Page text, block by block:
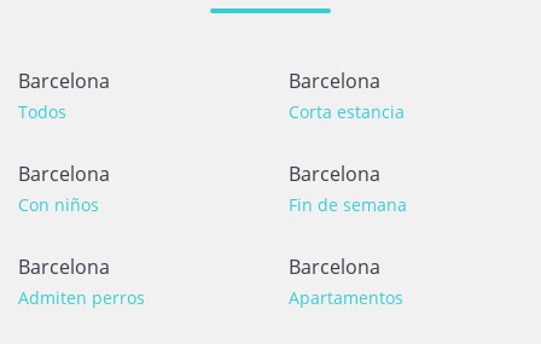
Barcelona
Todos
Barcelona
Corta estancia
Barcelona
Con niños
Barcelona
Fin de semana
Barcelona
Admiten perros
Barcelona
Apartamentos